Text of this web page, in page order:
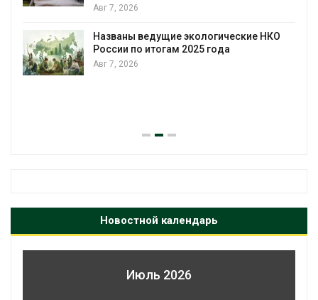
2026
ведущие экологические НКО
по итогам 2025 года
2026
воды
Новостной календарь
Июль 2026